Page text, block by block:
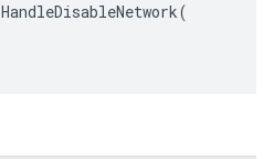
HandleDisableNetwork(